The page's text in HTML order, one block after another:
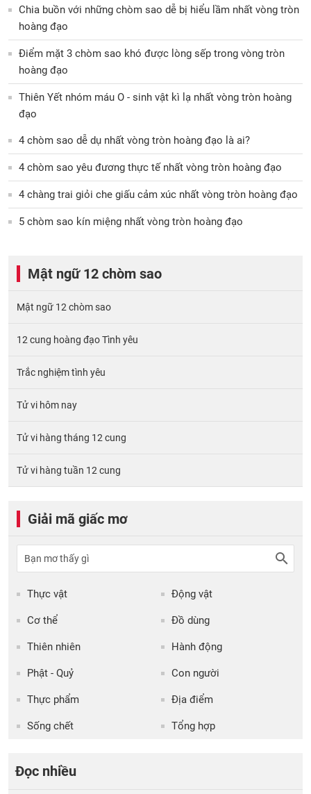
Chia buồn với những chòm sao dễ bị hiểu lầm nhất vòng tròn
hoàng đạo
Điểm mặt 3 chòm sao khó được lòng sếp trong vòng tròn
hoàng đạo
Thiên Yết nhóm máu O - sinh vật kì lạ nhất vòng tròn hoàng
đạo
4 chòm sao dễ dụ nhất vòng tròn hoàng đạo là ai?
4 chòm sao yêu đương thực tế nhất vòng tròn hoàng đạo
4 chàng trai giỏi che giấu cảm xúc nhất vòng tròn hoàng đạo
5 chòm sao kín miệng nhất vòng tròn hoàng đạo
Mật ngữ 12 chòm sao
Mật ngữ 12 chòm sao
12 cung hoàng đạo Tình yêu
Trắc nghiệm tình yêu
Tử vi hôm nay
Tử vi hàng tháng 12 cung
Tử vi hàng tuần 12 cung
Giải mã giấc mơ
Thực vật Động vật
Cơ thể Đồ dùng
Thiên nhiên Hành động
Phật - Quỷ Con người
Thực phẩm Địa điểm
Sống chết Tổng hợp
Đọc nhiều